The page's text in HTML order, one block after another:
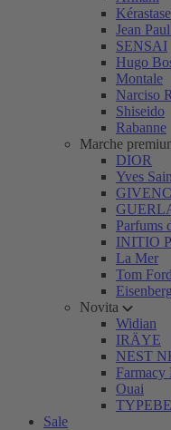
Kérastase
Jean
SENSAI
Hugo
Montale
Narciso
Shiseido
Rabanne
Marche
DIOR
Yves
Parfums
INITIO
La Mer
Tom Ford
Eisenberg
Novita
Widian
IRÄYE
NEST
Farmacy
Ouai
Sale